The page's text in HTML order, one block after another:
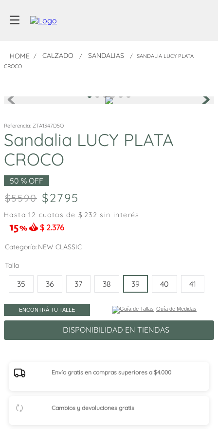
CALZADO SANDALIAS
SANDALIA LUCY PLATA
CROCO
Referencia: ZTA1347D5O
Sandalia LUCY PLATA
CROCO
50 % OFF
5590 2795
Hasta12 cuotas de $ 232 sin interés
$ 2.376
Categoría NEW CLASSIC
Talla
35 36 37 38 39 40 41
ENCONTRÁ TU TALLE Guía de Medidas
DISPONIBILIDAD EN TIENDAS
Envío gratis en compras superiores a $4.000
Cambios y devoluciones gratis